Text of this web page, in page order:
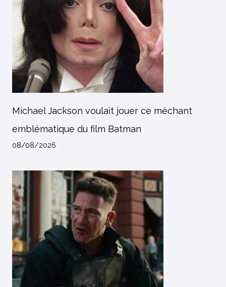
Michael Jackson voulait jouer ce méchant
emblématique du film Batman
08/08/2026